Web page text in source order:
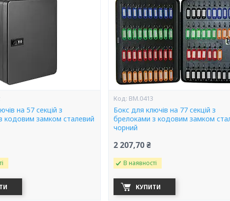
на 57 секцій з
кодовим замком сталевий
BM.0413
Бокс для ключів на 77 секцій з
брелоками з кодовим замком
чорний
2 207,70 ₴
В наявності
КУПИТИ